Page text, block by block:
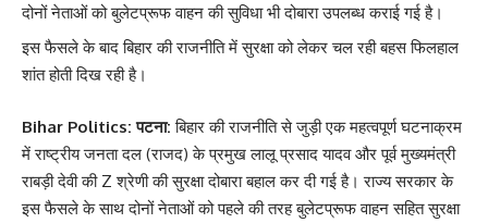
दोनों नेताओं को बुलेटप्रूफ वाहन की सुविधा भी दोबारा उपलब्ध कराई गई है।
इस फैसले के बाद बिहार की राजनीति में सुरक्षा को लेकर चल रही बहस फिलहाल
शांत होती दिख रही है।
Bihar Politics: पटना: बिहार की राजनीति से जुड़ी एक महत्वपूर्ण घटनाक्रम
में राष्ट्रीय जनता दल (राजद) के प्रमुख लालू प्रसाद यादव और पूर्व मुख्यमंत्री
राबड़ी देवी की Z श्रेणी की सुरक्षा दोबारा बहाल कर दी गई है। राज्य सरकार के
इस फैसले के साथ दोनों नेताओं को पहले की तरह बुलेटप्रूफ वाहन सहित सुरक्षा